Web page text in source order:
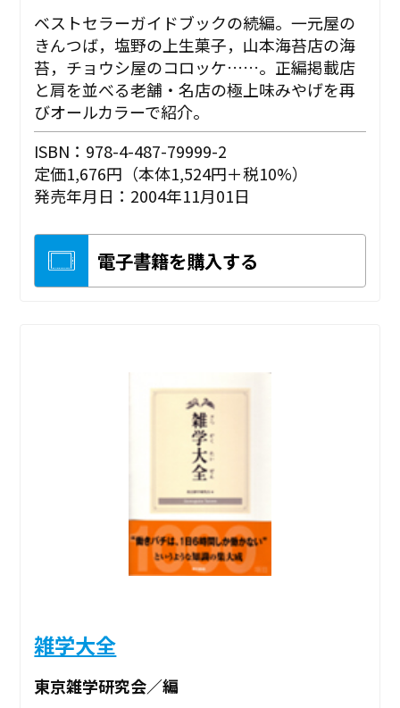
ベストセラーガイドブックの続編。一元屋の
きんつば，塩野の上生菓子，山本海苔店の海
苔，チョウシ屋のコロッケ……。正編掲載店
と肩を並べる老舗・名店の極上味みやげを再
びオールカラーで紹介。
ISBN：978-4-487-79999-2
定価1,676円（本体1,524円＋税10%）
発売年月日：2004年11月01日
電子書籍を購入する
雑学大全
東京雑学研究会／編